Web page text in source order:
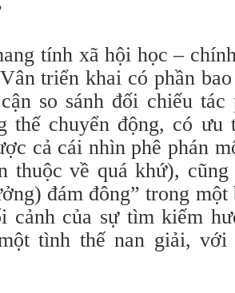
tính xã hội học –
triển khai có phần
so sánh đối chiếu
thế chuyển động, có ưu
cả cái nhìn phê phán
thuộc về quá khứ),
đám đông” trong
cảnh của sự tìm kiếm
tình thế nan giải, với